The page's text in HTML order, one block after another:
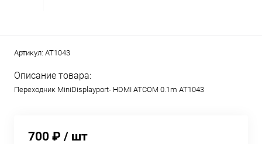
Артикул: AT1043
Описание товара:
Переходник MiniDisplayport- HDMI ATCOM 0.1m AT1043
700 ₽ / шт